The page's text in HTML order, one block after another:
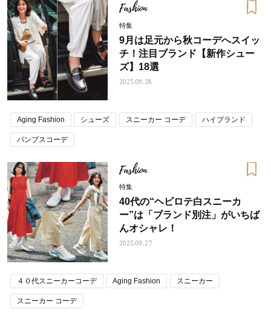
Fashion
特集
9月は足元から秋コーデへスイッ
チ！注目ブランド【新作シュー
ズ】18選
2025.09.28
Aging Fashion シューズ スニーカー コーデ ハイブランド
パンプスコーデ
Fashion
特集
40代の“ヘビロテ白スニーカ
ー”は「ブランド別注」がいちば
んオシャレ！
2025.09.27
４０代スニーカーコーデ Aging Fashion スニーカー
スニーカー コーデ